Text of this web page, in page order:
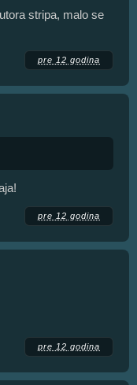
stripa, malo se
pre 12 godina
pre 12 godina
pre 12 godina